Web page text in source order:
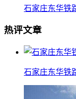
石家庄东华铁
热评文章
石家庄东华铁